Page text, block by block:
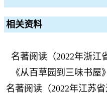
相关资料
名著阅读（2022年浙江
《从百草园到三味书屋
名著阅读（2022年江苏省